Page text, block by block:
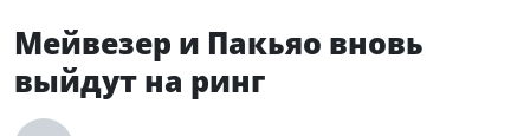
Мейвезер и Пакьяо вновь
выйдут на ринг